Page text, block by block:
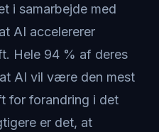
i samarbejde med
AI accelererer
Hele 94 % af deres
AI vil være den mest
for forandring i det
er det, at